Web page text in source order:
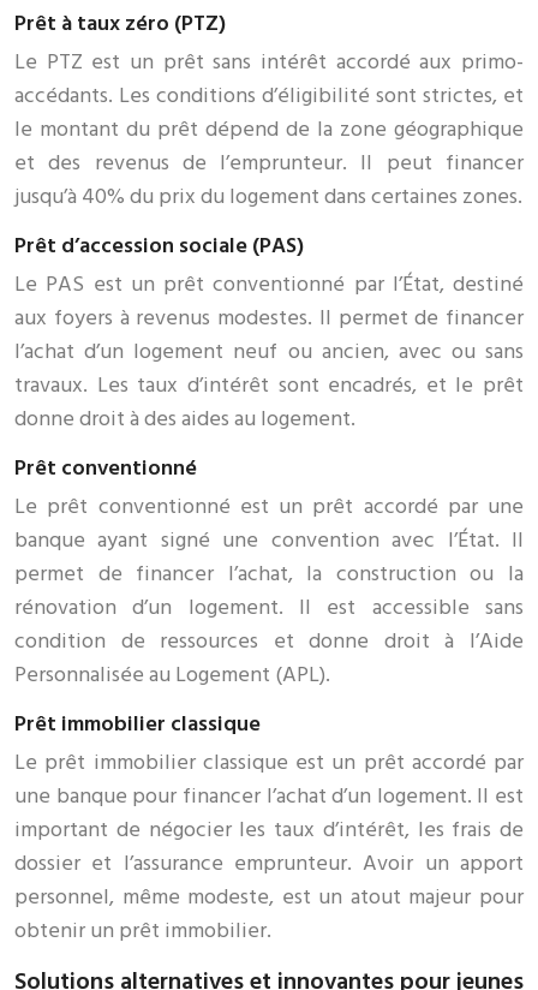
Prêt à taux zéro (PTZ)
Le PTZ est un prêt sans intérêt accordé aux primo-
accédants. Les conditions d’éligibilité sont strictes, et
le montant du prêt dépend de la zone géographique
et des revenus de l’emprunteur. Il peut financer
jusqu’à 40% du prix du logement dans certaines zones.
Prêt d’accession sociale (PAS)
Le PAS est un prêt conventionné par l’État, destiné
aux foyers à revenus modestes. Il permet de financer
l’achat d’un logement neuf ou ancien, avec ou sans
travaux. Les taux d’intérêt sont encadrés, et le prêt
donne droit à des aides au logement.
Prêt conventionné
Le prêt conventionné est un prêt accordé par une
banque ayant signé une convention avec l’État. Il
permet de financer l’achat, la construction ou la
rénovation d’un logement. Il est accessible sans
condition de ressources et donne droit à l’Aide
Personnalisée au Logement (APL).
Prêt immobilier classique
Le prêt immobilier classique est un prêt accordé par
une banque pour financer l’achat d’un logement. Il est
important de négocier les taux d’intérêt, les frais de
dossier et l’assurance emprunteur. Avoir un apport
personnel, même modeste, est un atout majeur pour
obtenir un prêt immobilier.
Solutions alternatives et innovantes pour jeunes